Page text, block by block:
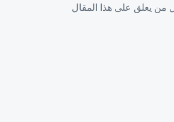
من يعلق على هذا المقال